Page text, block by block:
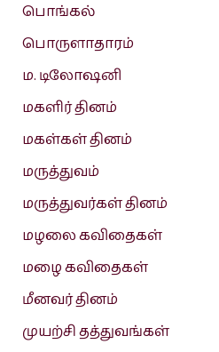
பொங்கல்
பொருளாதாரம்
ம. டிலோஷனி
மகளிர் தினம்
மகள்கள் தினம்
மருத்துவம்
மருத்துவர்கள் தினம்
மழலை கவிதைகள்
மழை கவிதைகள்
மீனவர் தினம்
முயற்சி தத்துவங்கள்